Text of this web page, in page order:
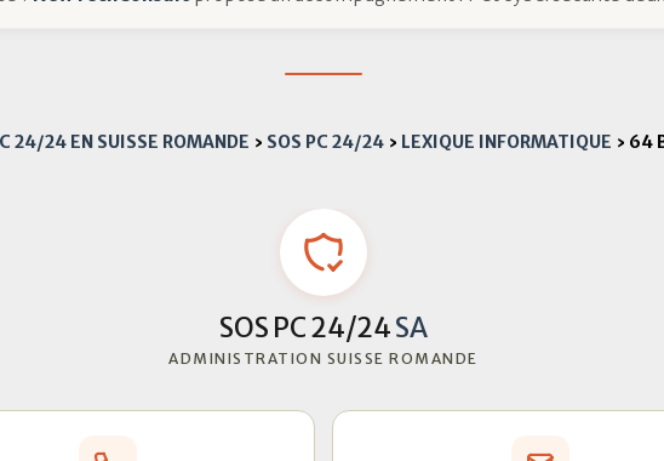
24/24 EN SUISSE ROMANDE › SOS PC 24/24 › LEXIQUE INFORMATIQUE › 64
SOS PC 24/24SA
ADMINISTRATION SUISSE ROMANDE